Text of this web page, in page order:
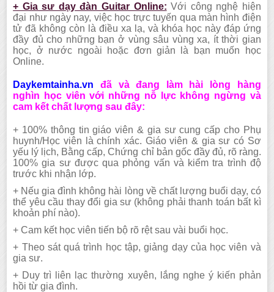
+ Gia sư dạy đàn Guitar Online: Với công nghệ hiện
đại như ngày nay, việc học trực tuyến qua màn hình điện
tử đã không còn là điều xa lạ, và khóa học này đáp ứng
đầy đủ cho những bạn ở vùng sâu vùng xa, ít thời gian
học, ở nước ngoài hoặc đơn giản là bạn muốn học
Online.
Daykemtainha.vn đã và đang làm hài lòng hàng
nghìn học viên với những nỗ lực không ngừng và
cam kết chất lượng sau đây:
+ 100% thông tin giáo viên & gia sư cung cấp cho Phụ
huynh/Học viên là chính xác. Giáo viên & gia sư có Sơ
yếu lý lịch, Bằng cấp, Chứng chỉ bản gốc đầy đủ, rõ ràng.
100% gia sư được qua phỏng vấn và kiểm tra trình độ
trước khi nhận lớp.
+ Nếu gia đình không hài lòng về chất lượng buổi dạy, có
thể yêu cầu thay đổi gia sư (không phải thanh toán bất kì
khoản phí nào).
+ Cam kết học viên tiến bộ rõ rệt sau vài buổi học.
+ Theo sát quá trình học tập, giảng dạy của học viên và
gia sư.
+ Duy trì liên lạc thường xuyên, lắng nghe ý kiến phản
hồi từ gia đình.